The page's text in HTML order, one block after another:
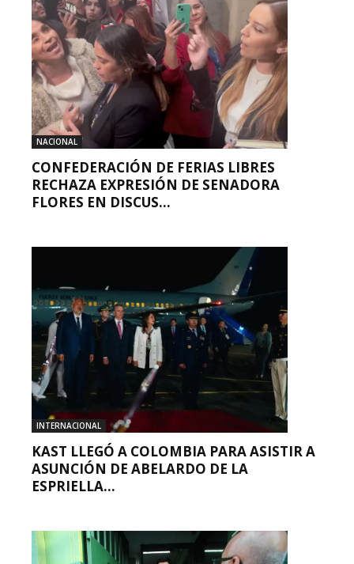
NACIONAL
CONFEDERACIÓN DE FERIAS LIBRES
RECHAZA EXPRESIÓN DE SENADORA
FLORES EN DISCUS...
INTERNACIONAL
KAST LLEGÓ A COLOMBIA PARA ASISTIR A
ASUNCIÓN DE ABELARDO DE LA
ESPRIELLA...